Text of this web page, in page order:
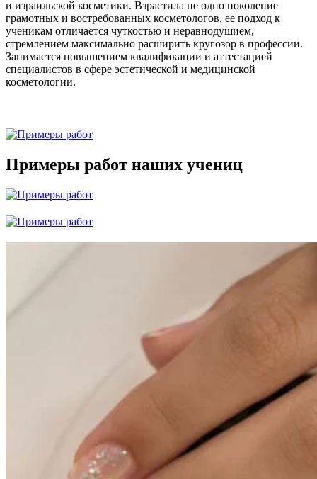
и израильской косметики. Взрастила не одно поколение
грамотных и востребованных косметологов, ее подход к
ученикам отличается чуткостью и неравнодушием,
стремлением максимально расширить кругозор в профессии.
Занимается повышением квалификации и аттестацией
специалистов в сфере эстетической и медицинской
косметологии.
Примеры работ наших учениц